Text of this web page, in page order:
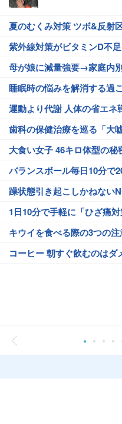
夏のむくみ対策 ツボ&反射
紫外線対策がビタミンD不
母が娘に減量強要→家庭内
睡眠時の悩みを解消する過
運動より代謝 人体の省エネ
歯科の保健治療を巡る「大嘘
大食い女子 46キロ体型の秘
バランスボール毎日10分で
躁状態引き起こしかねない
1日10分で手軽に「ひざ痛対
キウイを食べる際の3つの
コーヒー 朝すぐ飲むのはダ